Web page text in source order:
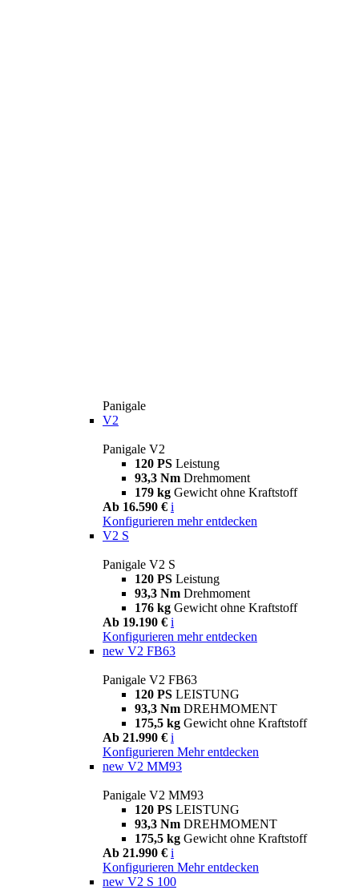
Panigale
V2
Panigale V2
120 PS Leistung
93,3 Nm Drehmoment
179 kg Gewicht ohne Kraftstoff
Ab 16.590 € i
Konfigurieren mehr entdecken
V2 S
Panigale V2 S
120 PS Leistung
93,3 Nm Drehmoment
176 kg Gewicht ohne Kraftstoff
Ab 19.190 € i
Konfigurieren mehr entdecken
new V2 FB63
Panigale V2 FB63
120 PS LEISTUNG
93,3 Nm DREHMOMENT
175,5 kg Gewicht ohne Kraftstoff
Ab 21.990 € i
Konfigurieren Mehr entdecken
new V2 MM93
Panigale V2 MM93
120 PS LEISTUNG
93,3 Nm DREHMOMENT
175,5 kg Gewicht ohne Kraftstoff
Ab 21.990 € i
Konfigurieren Mehr entdecken
new V2 S 100